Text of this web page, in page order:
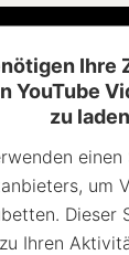
Ihre
YouTube
zu
einen
um
Dieser
Ihren